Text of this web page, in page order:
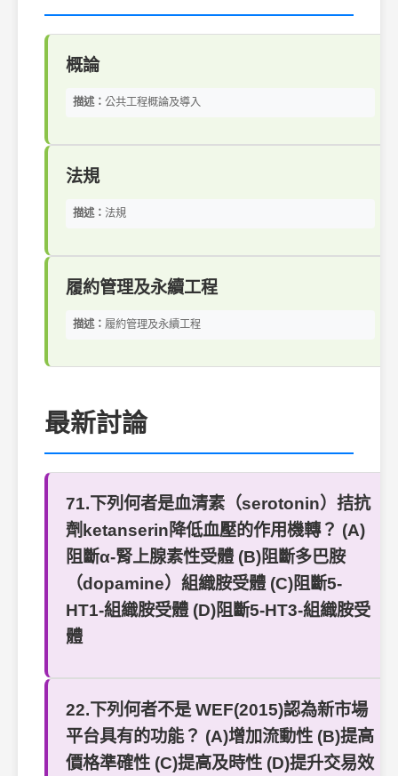
概論
描述： 公共工程概論及導入
法規
描述： 法規
履約管理及永續工程
描述： 履約管理及永續工程
最新討論
71.下列何者是血清素（serotonin）拮抗
劑ketanserin降低血壓的作用機轉？ (A)
阻斷α-腎上腺素性受體 (B)阻斷多巴胺
（dopamine）組織胺受體 (C)阻斷5-
HT1-組織胺受體 (D)阻斷5-HT3-組織胺受
體
22.下列何者不是 WEF(2015)認為新市場
平台具有的功能？ (A)增加流動性 (B)提高
價格準確性 (C)提高及時性 (D)提升交易效